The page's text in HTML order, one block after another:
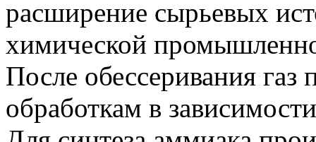
расширение сырьевых
химической
После обессеривания газ
обработкам в